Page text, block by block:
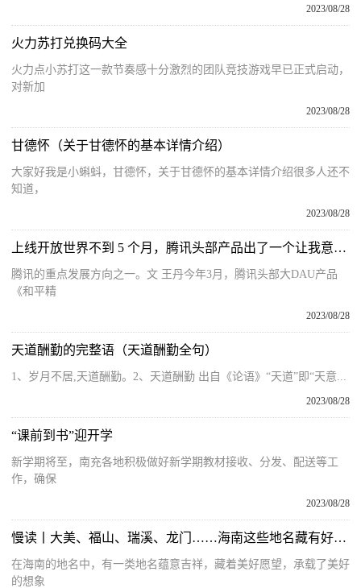
2023/08/28
火力苏打兑换码大全
火力点小苏打这一款节奏感十分激烈的团队竞技游戏早已正式启动，
对新加
2023/08/28
甘德怀（关于甘德怀的基本详情介绍）
大家好我是小蝌蚪，甘德怀，关于甘德怀的基本详情介绍很多人还不
知道，
2023/08/28
上线开放世界不到 5 个月，腾讯头部产品出了一个让我意外的玩法
腾讯的重点发展方向之一。文 王丹今年3月，腾讯头部大DAU产品
《和平精
2023/08/28
天道酬勤的完整语（天道酬勤全句）
1、岁月不居,天道酬勤。2、天道酬勤 出自《论语》“天道”即“天意...
2023/08/28
“课前到书”迎开学
新学期将至，南充各地积极做好新学期教材接收、分发、配送等工
作，确保
2023/08/28
慢读丨大美、福山、瑞溪、龙门……海南这些地名藏有好兆头
在海南的地名中，有一类地名蕴意吉祥，藏着美好愿望，承载了美好
的想象